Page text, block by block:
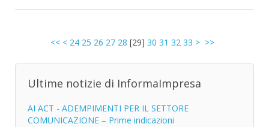
<< < 24 25 26 27 28 [29] 30 31 32 33 > >>
Ultime notizie di InformaImpresa
AI ACT - ADEMPIMENTI PER IL SETTORE
COMUNICAZIONE – Prime indicazioni